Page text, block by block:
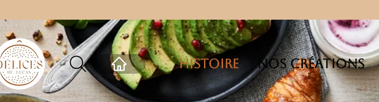
Histoire Nos créations